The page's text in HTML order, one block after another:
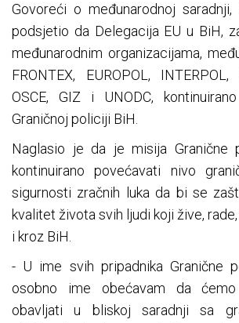
Govoreći o međunarodnoj saradnji,
podsjetio da Delegacija EU u BiH,
međunarodnim organizacijama,
FRONTEX, EUROPOL, INTERPOL,
OSCE, GIZ i UNODC,
Graničnoj policiji BiH.
Naglasio je da je misija Granične
kontinuirano povećavati nivo
sigurnosti zračnih luka da bi se
kvalitet života svih ljudi koji žive,
i kroz BiH.
- U ime svih pripadnika Granične
osobno ime obećavam da
obavljati u bliskoj saradnji sa